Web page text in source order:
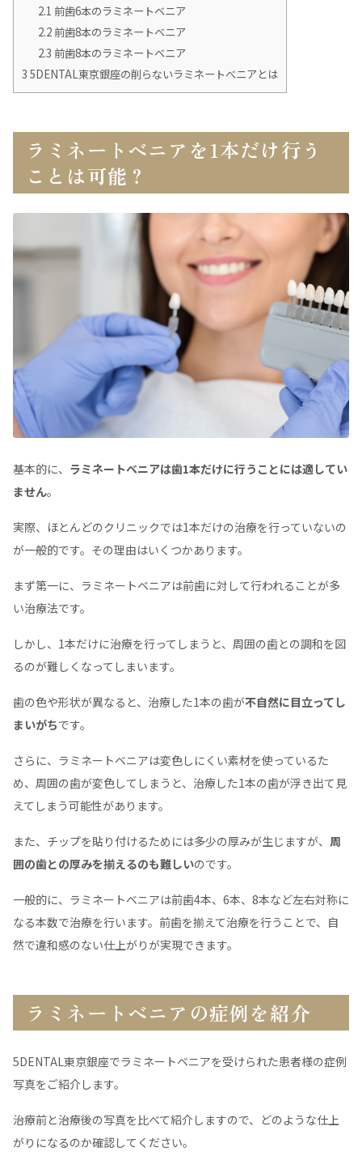
2.1 前歯6本のラミネートベニア
2.2前歯8本のラミネートベニア
2.3 前歯8本のラミネートベニア
3 5DENTAL東京銀座の削らないラミネートべニアとは
ラミネートベニアを1本だけ行う
ことは可能？
基本的に、 ラミネートベニアは歯1本だけに行うことには適してい
ません。
実際、ほとんどのクリニックでは1本だけの治療を行っていないの
が一般的です。その理由はいくつかあります。
まず第一に、ラミネートベニアは前歯に対して行われることが多
い治療法です。
しかし、1本だけに治療を行ってしまうと、周囲の歯との調和を図
るのが難しくなってしまいます。
歯の色や形状が異なると、治療した1本の歯が不自然に目立ってし
まいがちです。
さらに、ラミネートベニアは変色しにくい素材を使っているた
め、周囲の歯が変色してしまうと、治療した1本の歯が浮き出て見
えてしまう可能性があります。
また、チップを貼り付けるためには多少の厚みが生じますが、 周
囲の歯との厚みを揃えるのも難しいのです。
一般的に、ラミネートベニアは前歯4本、6本、8本など左右対称に
なる本数で治療を行います。前歯を揃えて治療を行うことで、自
然で違和感のない仕上がりが実現できます。
ラミネートベニアの症例を紹介
5DENTAL東京銀座でラミネートベニアを受けられた患者様の症例
写真をご紹介します。
治療前と治療後の写真を比べて紹介しますので、どのような仕上
がりになるのか確認してください。